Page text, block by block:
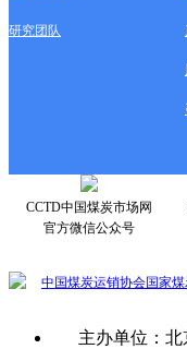
研究团队
CCTD中国煤炭市场网
官方微信公众号
中国煤炭运销协会国家
主办单位：北